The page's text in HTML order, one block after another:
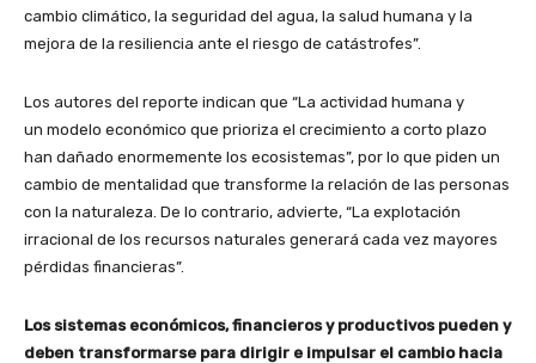
cambio climático, la seguridad del agua, la salud humana y la
mejora de la resiliencia ante el riesgo de catástrofes”.
Los autores del reporte indican que “La actividad humana y
un modelo económico que prioriza el crecimiento a corto plazo
han dañado enormemente los ecosistemas”, por lo que piden un
cambio de mentalidad que transforme la relación de las personas
con la naturaleza. De lo contrario, advierte, “La explotación
irracional de los recursos naturales generará cada vez mayores
pérdidas financieras”.
Los sistemas económicos, financieros y productivos pueden y
deben transformarse para dirigir e impulsar el cambio hacia